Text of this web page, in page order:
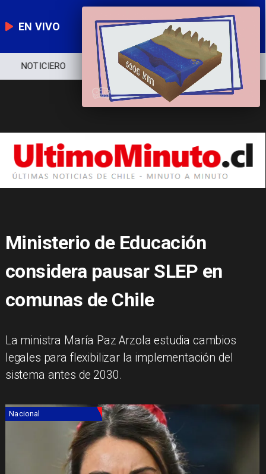
EN VIVO
NOTICIERO POLÍTICA ECONOMÍA
Ministerio de Educación
considera pausar SLEP en
comunas de Chile
La ministra María Paz Arzola estudia cambios
legales para flexibilizar la implementación del
sistema antes de 2030.
Nacional